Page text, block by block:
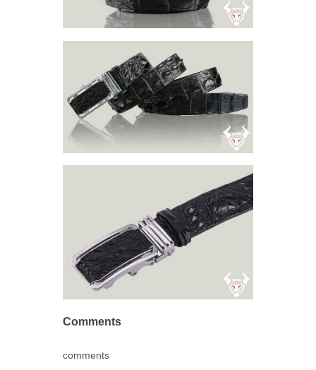
Comments
comments